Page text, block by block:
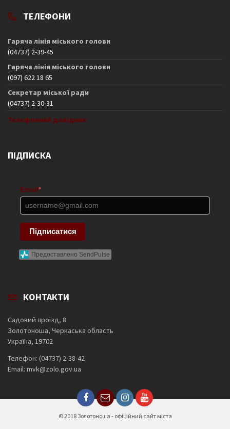
ТЕЛЕФОНИ
Гаряча лінія міського голови
(04737) 2-39-45
Гаряча лінія міського голови
(097) 622 18 65
Секретар міської ради
(04737) 2-30-31
Телефонний довідник
ПІДПИСКА
Email *
Підписатися
Предоставлено SendPulse
КОНТАКТИ
Садовий проїзд, 8
Золотоноша, Черкаська область
Україна, 19702
Телефон: (04737) 2-38-42
Email: mvk@zolo.gov.ua
© 2018 Золотоноша - офіційний сайт міста